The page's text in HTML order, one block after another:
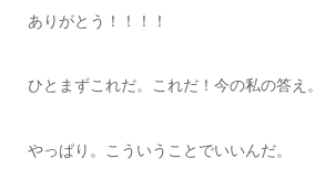
ありがとう！！！！
ひとまずこれだ。これだ！今の私の答え。
やっぱり。こういうことでいいんだ。